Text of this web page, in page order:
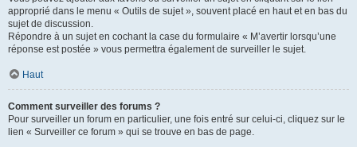
approprié dans le menu « Outils de sujet », souvent placé en haut et en bas du
sujet de discussion.
Répondre à un sujet en cochant la case du formulaire « M’avertir lorsqu’une
réponse est postée » vous permettra également de surveiller le sujet.
Haut
Comment surveiller des forums ?
Pour surveiller un forum en particulier, une fois entré sur celui-ci, cliquez sur le
lien « Surveiller ce forum » qui se trouve en bas de page.